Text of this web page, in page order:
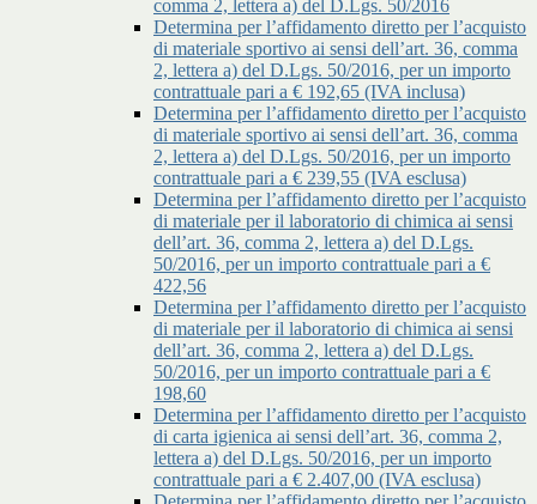
comma 2, lettera a) del D.Lgs. 50/2016
Determina per l’affidamento diretto per l’acquisto
di materiale sportivo ai sensi dell’art. 36, comma
2, lettera a) del D.Lgs. 50/2016, per un importo
contrattuale pari a € 192,65 (IVA inclusa)
Determina per l’affidamento diretto per l’acquisto
di materiale sportivo ai sensi dell’art. 36, comma
2, lettera a) del D.Lgs. 50/2016, per un importo
contrattuale pari a € 239,55 (IVA esclusa)
Determina per l’affidamento diretto per l’acquisto
di materiale per il laboratorio di chimica ai sensi
dell’art. 36, comma 2, lettera a) del D.Lgs.
50/2016, per un importo contrattuale pari a €
422,56
Determina per l’affidamento diretto per l’acquisto
di materiale per il laboratorio di chimica ai sensi
dell’art. 36, comma 2, lettera a) del D.Lgs.
50/2016, per un importo contrattuale pari a €
198,60
Determina per l’affidamento diretto per l’acquisto
di carta igienica ai sensi dell’art. 36, comma 2,
lettera a) del D.Lgs. 50/2016, per un importo
contrattuale pari a € 2.407,00 (IVA esclusa)